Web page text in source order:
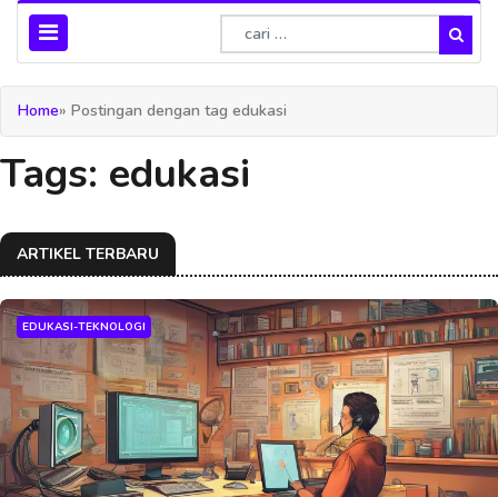
Home» Postingan dengan tag edukasi
Tags: edukasi
ARTIKEL TERBARU
EDUKASI-TEKNOLOGI